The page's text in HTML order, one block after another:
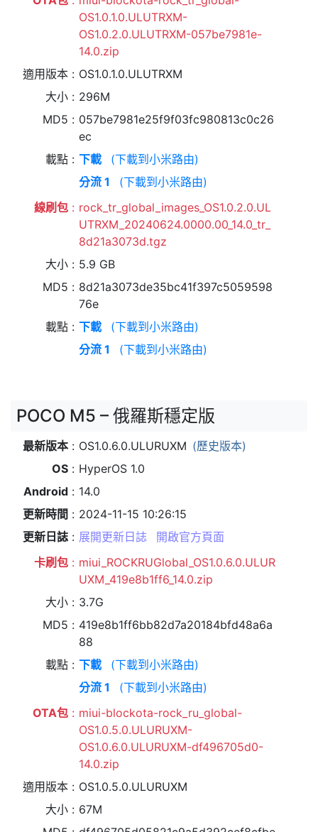
OS1.0.1.0.ULUTRXM-
OS1.0.2.0.ULUTRXM-057be7981e-
14.0.zip
適用版本
OS1.0.1.0.ULUTRXM
大小
296M
MD5
057be7981e25f9f03fc980813c0c26
ec
載點
下載
(下載到小米路由)
分流 1
(下載到小米路由)
線刷包
rock_tr_global_images_OS1.0.2.0.UL
UTRXM_20240624.0000.00_14.0_tr_
8d21a3073d.tgz
大小
5.9 GB
MD5
8d21a3073de35bc41f397c5059598
76e
載點
下載
(下載到小米路由)
分流 1
(下載到小米路由)
POCO M5 – 俄羅斯穩定版
最新版本 OS1.0.6.0.ULURUXM (歷史版本)
OS
HyperOS 1.0
Android
14.0
更新時間
2024-11-15 10:26:15
更新日誌
展開更新日誌
開啟官方頁面
卡刷包
miui_ROCKRUGlobal_OS1.0.6.0.ULUR
UXM_419e8b1ff6_14.0.zip
大小
3.7G
MD5
419e8b1ff6bb82d7a20184bfd48a6a
88
載點
下載
(下載到小米路由)
分流 1
(下載到小米路由)
OTA包
miui-blockota-rock_ru_global-
OS1.0.5.0.ULURUXM-
OS1.0.6.0.ULURUXM-df496705d0-
14.0.zip
適用版本
OS1.0.5.0.ULURUXM
大小
67M